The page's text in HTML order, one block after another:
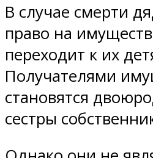
В случае смерти
право на
переходит к их
Получателями
становятся
сестры